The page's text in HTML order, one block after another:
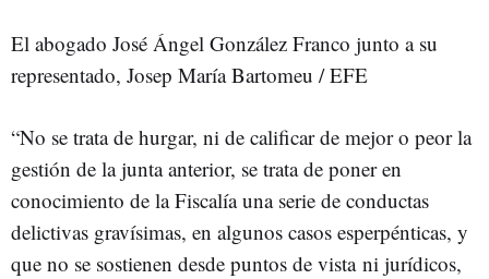
El abogado José Ángel González Franco junto a su
representado, Josep María Bartomeu / EFE
“No se trata de hurgar, ni de calificar de mejor o peor la
gestión de la junta anterior, se trata de poner en
conocimiento de la Fiscalía una serie de conductas
delictivas gravísimas, en algunos casos esperpénticas, y
que no se sostienen desde puntos de vista ni jurídicos,